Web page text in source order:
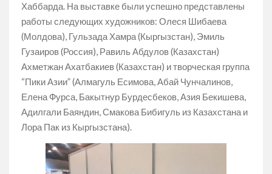
Хаббарда. На выставке были успешно представлены
работы следующих художников: Олеся Шибаева
(Молдова), Гульзада Хамра (Кыргызстан), Эмиль
Гузаиров (Россия), Равиль Абдулов (Казахстан)
Ахметжан Ахатбакиев (Казахстан) и творческая группа
“Пики Азии” (Алмагуль Есимова, Абай Чунчалинов,
Елена Фурса, Бакытнур Бурдесбеков, Азия Бекишева,
Адилгали Баяндин, Смакова Бибигуль из Казахстана и
Лора Пак из Кыргызстана).